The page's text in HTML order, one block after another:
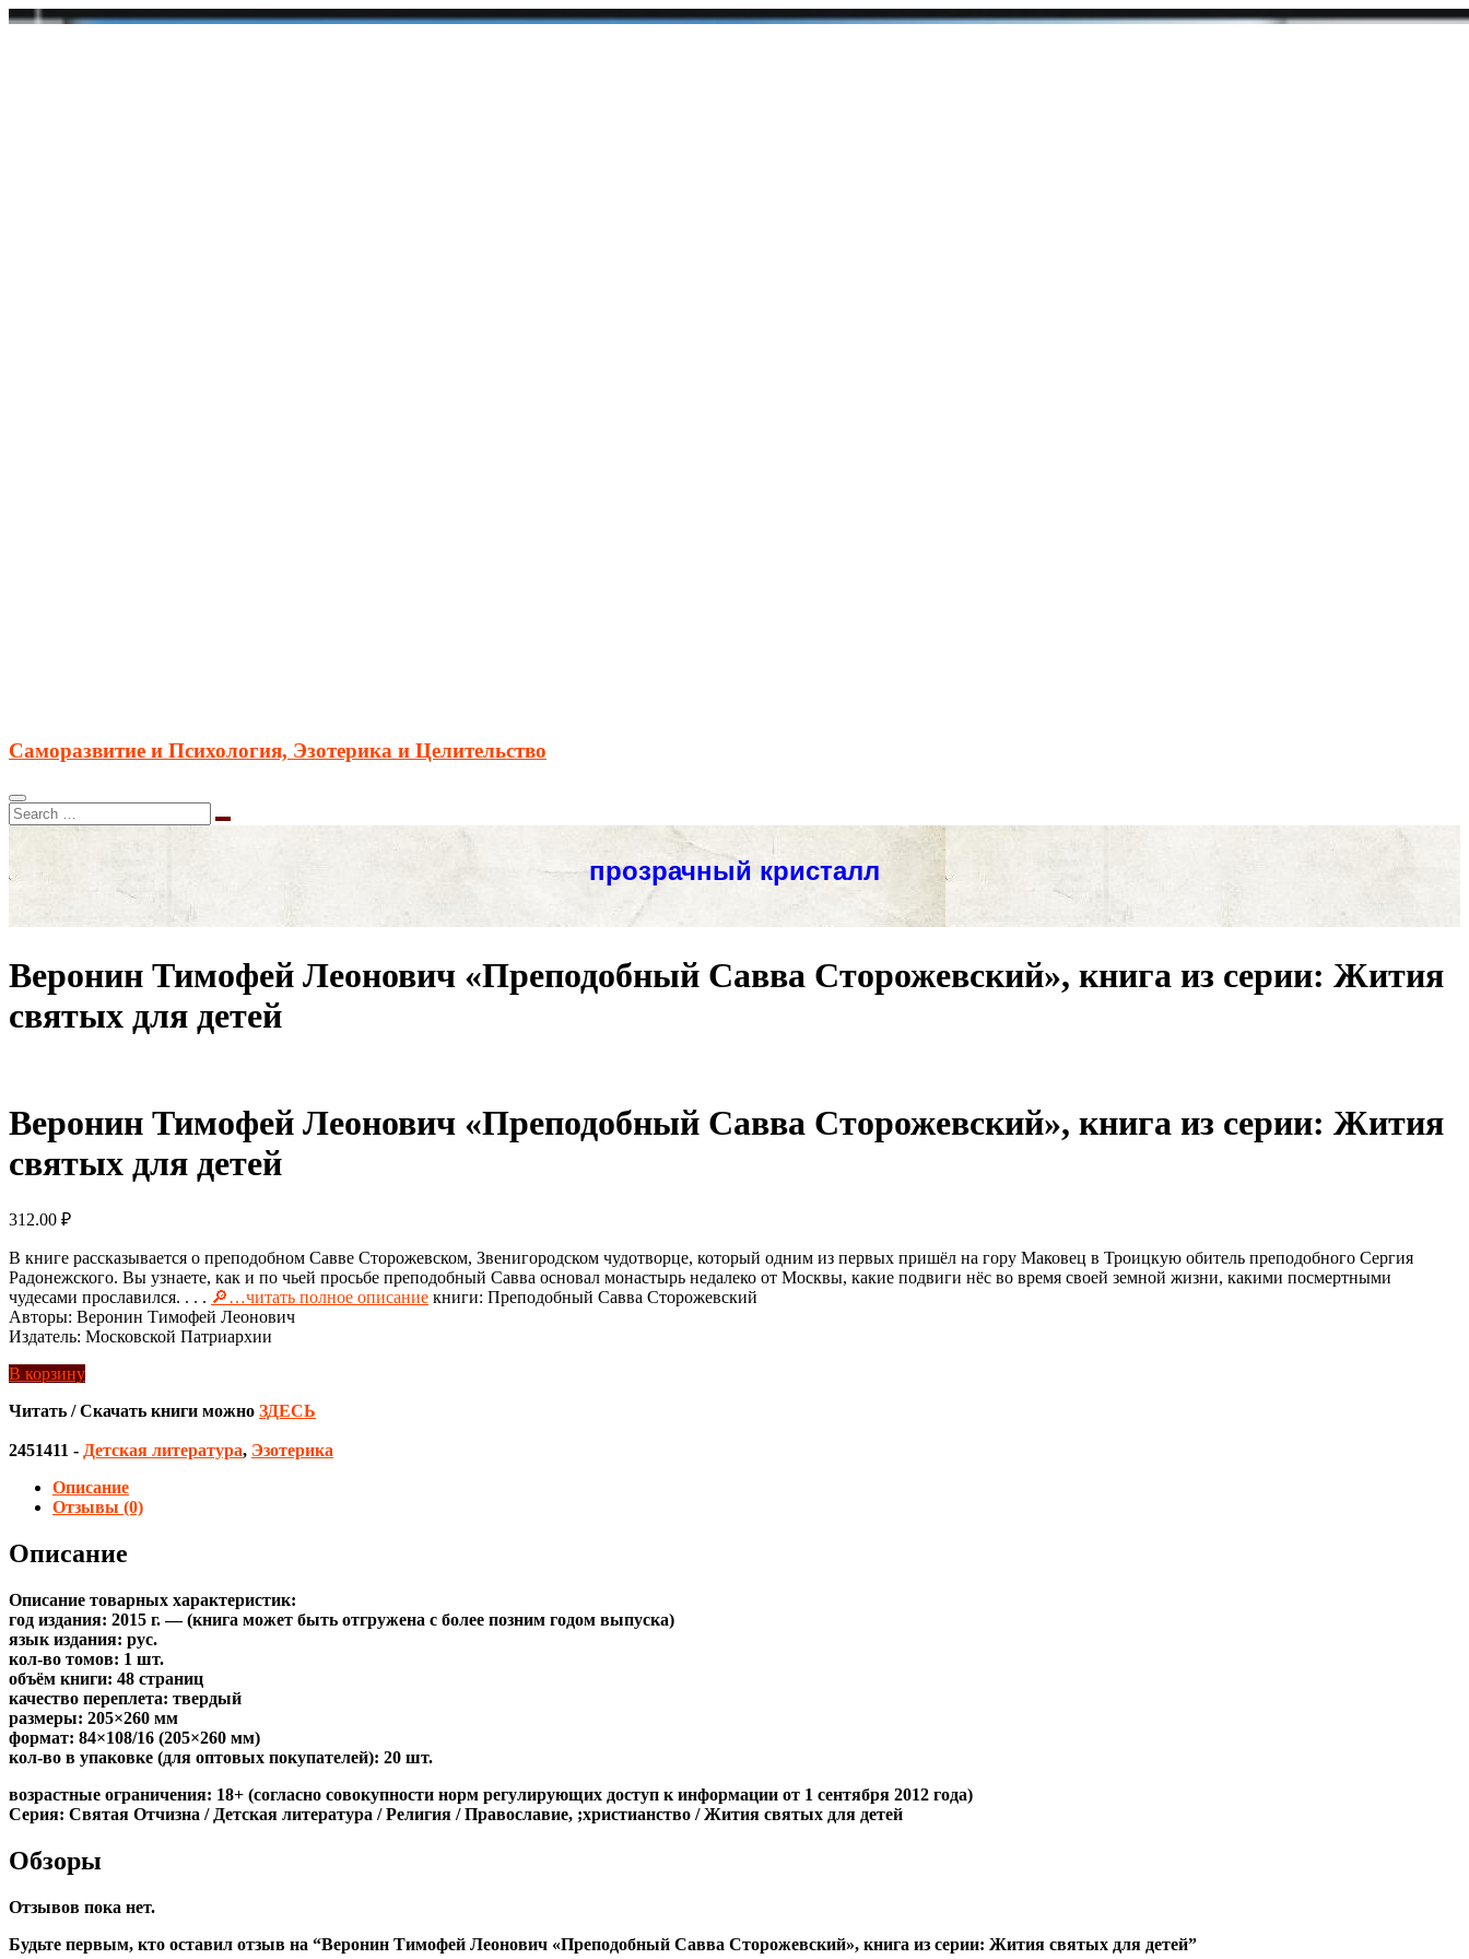
Саморазвитие и Психология, Эзотерика и Целительство
Веронин Тимофей Леонович «Преподобный Савва Сторожевский», книга из серии: Жития
святых для детей
Веронин Тимофей Леонович «Преподобный Савва Сторожевский», книга из серии: Жития
святых для детей
312.00 ₽
В книге рассказывается о преподобном Савве Сторожевском, Звенигородском чудотворце, который одним из первых пришёл на гору Маковец в Троицкую обитель преподобного Сергия
Радонежского. Вы узнаете, как и по чьей просьбе преподобный Савва основал монастырь недалеко от Москвы, какие подвиги нёс во время своей земной жизни, какими посмертными
чудесами прославился. . . . 🔎…читать полное описание книги: Преподобный Савва Сторожевский
Авторы: Веронин Тимофей Леонович
Издатель: Московской Патриархии
В корзину
Читать / Скачать книги можно ЗДЕСЬ
2451411 - Детская литература, Эзотерика
Описание
Отзывы (0)
Описание
Описание товарных характеристик:
год издания: 2015 г. — (книга может быть отгружена c более позним годом выпуска)
язык издания: рус.
кол-во томов: 1 шт.
объём книги: 48 страниц
качество переплета: твердый
размеры: 205×260 мм
формат: 84×108/16 (205×260 мм)
кол-во в упаковке (для оптовых покупателей): 20 шт.
возрастные ограничения: 18+ (согласно совокупности норм регулирующих доступ к информации от 1 сентября 2012 года)
Серия: Святая Отчизна / Детская литература / Религия / Православие, ;христианство / Жития святых для детей
Обзоры
Отзывов пока нет.
Будьте первым, кто оставил отзыв на “Веронин Тимофей Леонович «Преподобный Савва Сторожевский», книга из серии: Жития святых для детей”